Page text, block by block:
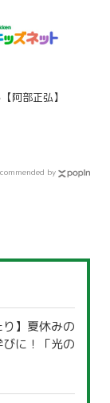
阿部正弘】
by
り】夏休みの
に！「光の